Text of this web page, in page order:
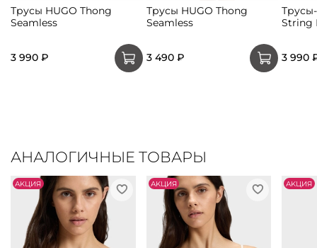
Трусы HUGO Thong
Seamless
3 990 ₽
Трусы HUGO Thong
Seamless
3 490 ₽
String
3 990
АНАЛОГИЧНЫЕ ТОВАРЫ
АKЦИЯ АKЦИЯ АKЦИЯ